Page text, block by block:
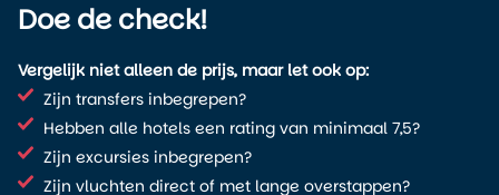
Doe de check!
Vergelijk niet alleen de prijs, maar let ook op:
Zijn transfers inbegrepen?
Hebben alle hotels een rating van minimaal 7,5?
Zijn excursies inbegrepen?
Zijn vluchten direct of met lange overstappen?